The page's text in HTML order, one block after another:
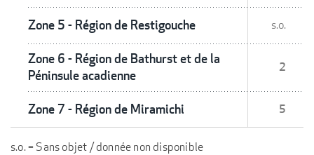
Zone 5 - Région de Restigouche s.o.
Zone 6 - Région de Bathurst et de la
Péninsule acadienne
2
Zone 7 - Région de Miramichi 5
s.o. = Sans objet / donnée non disponible